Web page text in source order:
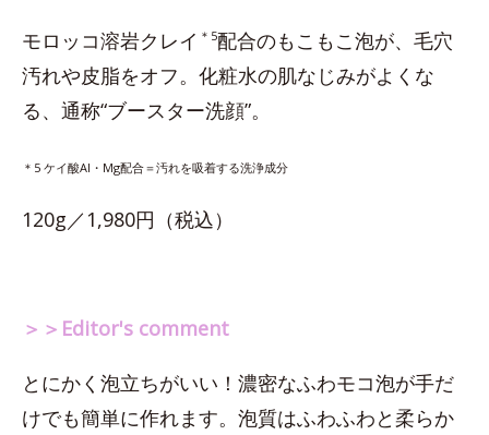
モロッコ溶岩クレイ ＊5配合のもこもこ泡が、毛穴
汚れや皮脂をオフ。化粧水の肌なじみがよくな
る、通称“ブースター洗顔”。
＊5 ケイ酸Al・Mg配合＝汚れを吸着する洗浄成分
120g／1,980円（税込）
＞＞Editor's comment
とにかく泡立ちがいい！濃密なふわモコ泡が手だ
けでも簡単に作れます。泡質はふわふわと柔らか